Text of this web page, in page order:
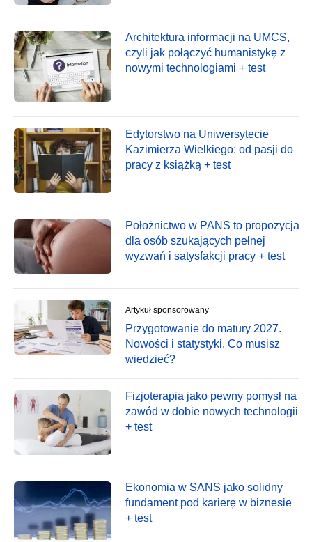
Architektura informacji na UMCS,
czyli jak połączyć humanistykę z
nowymi technologiami + test
Edytorstwo na Uniwersytecie
Kazimierza Wielkiego: od pasji do
pracy z książką + test
Położnictwo w PANS to propozycja
dla osób szukających pełnej
wyzwań i satysfakcji pracy + test
Artykuł sponsorowany
Przygotowanie do matury 2027.
Nowości i statystyki. Co musisz
wiedzieć?
Fizjoterapia jako pewny pomysł na
zawód w dobie nowych technologii
+ test
Ekonomia w SANS jako solidny
fundament pod karierę w biznesie
+ test